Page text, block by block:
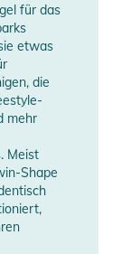
für das
etwas
die
mehr
Meist
Shape